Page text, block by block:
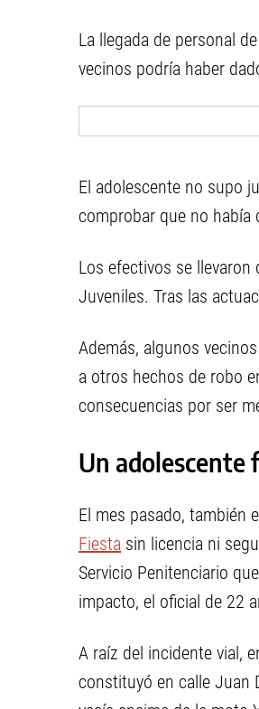
La llegada de personal
vecinos podría haber
El adolescente no supo
comprobar que no había
Los efectivos se
Juveniles. Tras las
Además, algunos
a otros hechos de robo
consecuencias por ser
Un adolescente
El mes pasado, también
Fiesta sin licencia ni
Servicio Penitenciario
impacto, el oficial de 22
A raíz del incidente vial,
constituyó en calle Juan